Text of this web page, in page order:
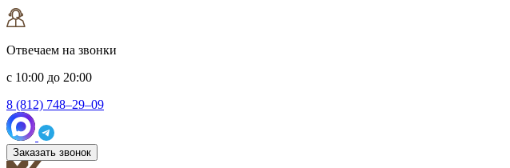
Отвечаем на звонки
с 10:00 до 20:00
8 (812) 748–29–09
Заказать звонок